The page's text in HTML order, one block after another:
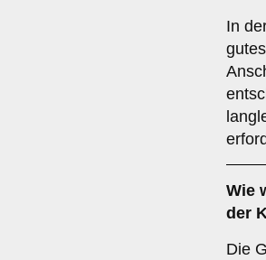
In
Wie
der
Die